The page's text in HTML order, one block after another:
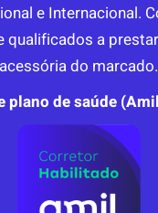
e Internacional.
qualificados a
acessória do marcado.
plano de saúde